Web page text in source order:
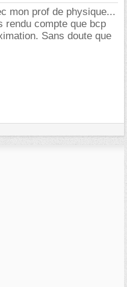
mon prof de physique...
rendu compte que bcp
Sans doute que